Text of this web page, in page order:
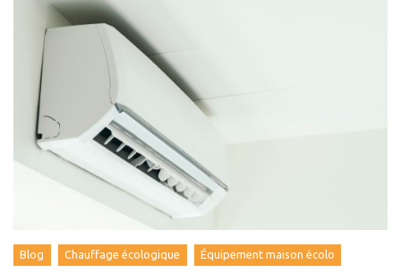
Blog Chauffage écologique Équipement maison écolo